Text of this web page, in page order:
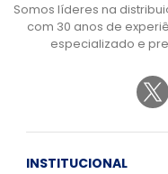
Somos líderes na
com 30 anos de
especializado e
INSTITUCIONAL